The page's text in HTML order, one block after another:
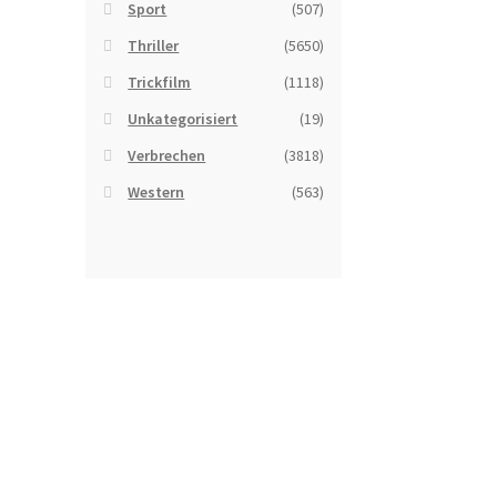
Sport
(507)
Thriller
(5650)
Trickfilm
(1118)
Unkategorisiert
(19)
Verbrechen
(3818)
Western
(563)